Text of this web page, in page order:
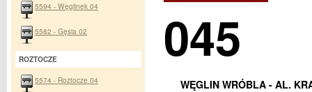
045
WĘGLIN WRÓBLA - AL.
5594 - Węglinek 04
5582 - Gęsia 02
ROZTOCZE
5574 - Roztocze 04